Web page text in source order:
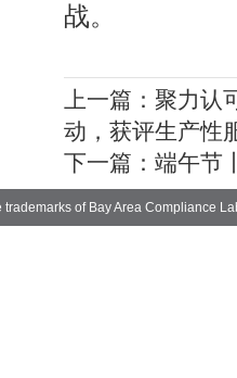
战。
上一篇： 聚力认
动，获评生产性
下一篇： 端午节
trademarks of Bay Area